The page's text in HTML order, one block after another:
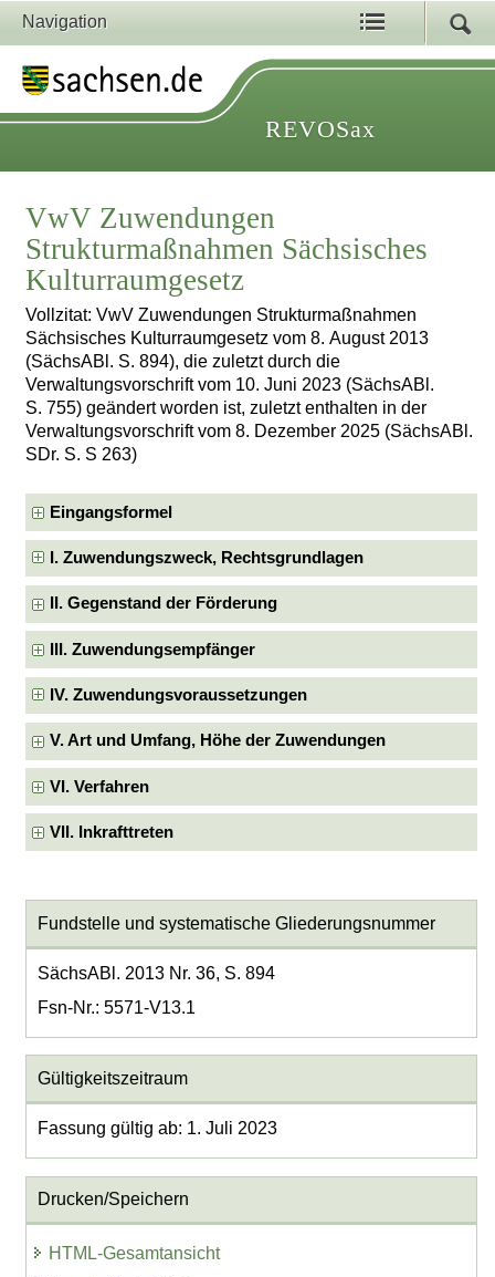
Navigation
REVOSax
VwV Zuwendungen
Strukturmaßnahmen Sächsisches
Kulturraumgesetz
Vollzitat: VwV Zuwendungen Strukturmaßnahmen
Sächsisches Kulturraumgesetz vom 8. August 2013
(SächsABl. S. 894), die zuletzt durch die
Verwaltungsvorschrift vom 10. Juni 2023 (SächsABl.
S. 755) geändert worden ist, zuletzt enthalten in der
Verwaltungsvorschrift vom 8. Dezember 2025 (SächsABl.
SDr. S. S 263)
Eingangsformel
I. Zuwendungszweck, Rechtsgrundlagen
II. Gegenstand der Förderung
III. Zuwendungsempfänger
IV. Zuwendungsvoraussetzungen
V. Art und Umfang, Höhe der Zuwendungen
VI. Verfahren
VII. Inkrafttreten
Fundstelle und systematische Gliederungsnummer
SächsABl. 2013 Nr. 36, S. 894
Fsn-Nr.: 5571-V13.1
Gültigkeitszeitraum
Fassung gültig ab: 1. Juli 2023
Drucken/Speichern
HTML-Gesamtansicht